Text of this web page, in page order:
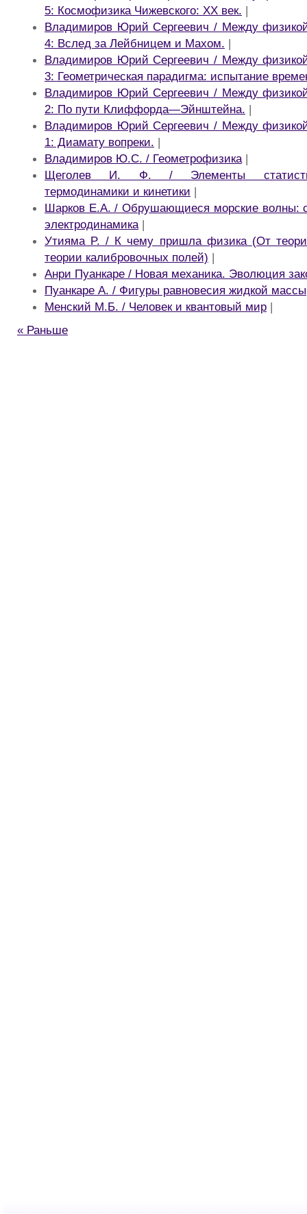
5: Космофизика Чижевского: XX век. |
Владимиров Юрий Сергеевич / Между
4: Вслед за Лейбницем и Махом. |
Владимиров Юрий Сергеевич / Между
3: Геометрическая парадигма: испытание
Владимиров Юрий Сергеевич / Между
2: По пути Клиффорда—Эйнштейна. |
Владимиров Юрий Сергеевич / Между
1: Диамату вопреки. |
Владимиров Ю.С. / Геометрофизика|
Щеголев И. Ф. / Элементы
термодинамики и кинетики |
Шарков Е.А. / Обрушающиеся морские волны:
электродинамика|
Утияма P. / К чему пришла физика (От
теории калибровочных полей) |
Анри Пуанкаре / Новая механика. Эволюция
Пуанкаре А. / Фигуры равновесия жидкой массы
Менский М.Б. / Человек и квантовый мир |
« Раньше